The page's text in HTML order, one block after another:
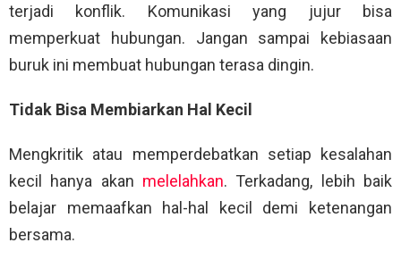
terjadi konflik. Komunikasi yang jujur bisa
memperkuat hubungan. Jangan sampai kebiasaan
buruk ini membuat hubungan terasa dingin.
Tidak Bisa Membiarkan Hal Kecil
Mengkritik atau memperdebatkan setiap kesalahan
kecil hanya akan melelahkan. Terkadang, lebih baik
belajar memaafkan hal-hal kecil demi ketenangan
bersama.